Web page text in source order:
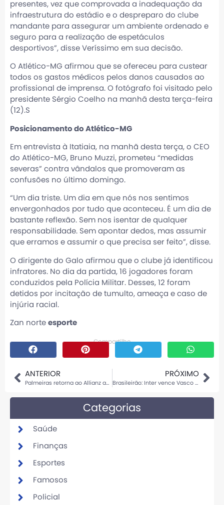
presentes, vez que comprovada a inadequação da
infraestrutura do estádio e o despreparo do clube
mandante para assegurar um ambiente ordenado e
seguro para a realização de espetáculos
desportivos”, disse Veríssimo em sua decisão.
O Atlético-MG afirmou que se ofereceu para custear
todos os gastos médicos pelos danos causados ao
profissional de imprensa. O fotógrafo foi visitado pelo
presidente Sérgio Coelho na manhã desta terça-feira
(12).S
Posicionamento do Atlético-MG
Em entrevista à Itatiaia, na manhã desta terça, o CEO
do Atlético-MG, Bruno Muzzi, prometeu “medidas
severas” contra vândalos que promoveram as
confusões no último domingo.
“Um dia triste. Um dia em que nós nos sentimos
envergonhados por tudo que aconteceu. É um dia de
bastante reflexão. Sem nos isentar de qualquer
responsabilidade. Sem apontar dedos, mas assumir
que erramos e assumir o que precisa ser feito”, disse.
O dirigente do Galo afirmou que o clube já identificou
infratores. No dia da partida, 16 jogadores foram
conduzidos pela Polícia Militar. Desses, 12 foram
detidos por incitação de tumulto, ameaça e caso de
injúria racial.
Zan norte esporte
Compartilhe
ANTERIOR
Palmeiras retorna ao Allianz após mais de um mês para decisão no Brasileirão
PRÓXIMO
Brasileirão: Inter vence Vasco em São Januário e amplia longa série invicta
Categorias
Saúde
Finanças
Esportes
Famosos
Policial